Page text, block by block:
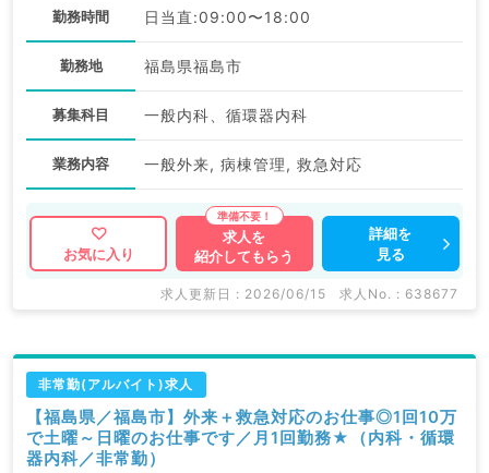
勤務時間 日当直:09:00〜18:00
勤務地 福島県福島市
募集科目 一般内科、循環器内科
業務内容 一般外来, 病棟管理, 救急対応
お気に入り
求人を
紹介してもらう
詳細を
見る
求人更新日 : 2026/06/15 求人No. : 638677
非常勤(アルバイト)求人
【福島県／福島市】外来＋救急対応のお仕事◎1回10万
で土曜～日曜のお仕事です／月1回勤務★（内科・循環
器内科／非常勤）